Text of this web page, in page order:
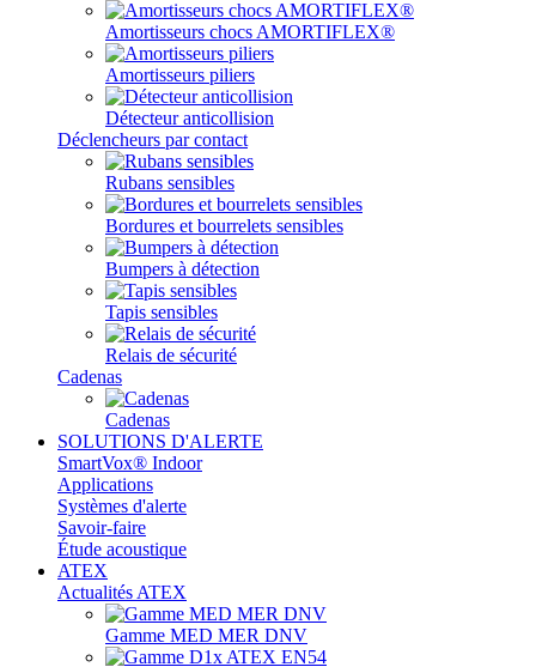
Amortisseurs chocs AMORTIFLEX®
Amortisseurs piliers
Détecteur anticollision
Déclencheurs par contact
Rubans sensibles
Bordures et bourrelets sensibles
Bumpers à détection
Tapis sensibles
Relais de sécurité
Cadenas
Cadenas
SOLUTIONS D'ALERTE
SmartVox® Indoor
Applications
Systèmes d'alerte
Savoir-faire
Étude acoustique
ATEX
Actualités ATEX
Gamme MED MER DNV